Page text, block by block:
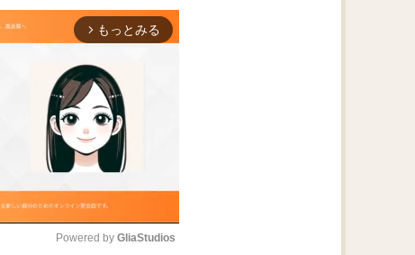
arrow_forward_ios もっとみる
Powered by GliaStudios